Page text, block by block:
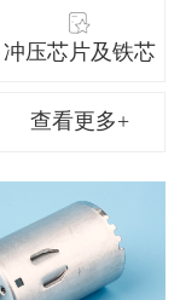
冲压芯片及铁芯
查看更多+